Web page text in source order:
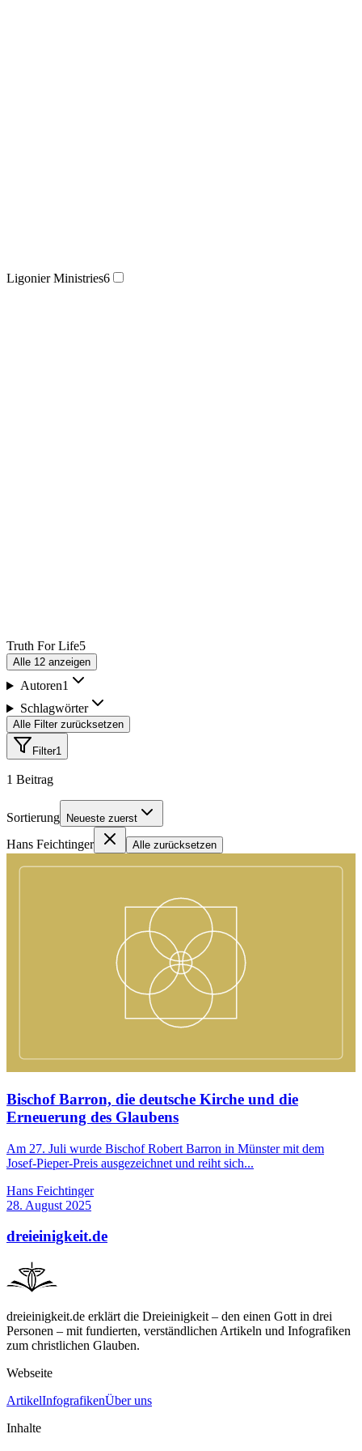
Ligonier Ministries6
Truth For Life5
Alle 12 anzeigen
Autoren1
Schlagwörter
Alle Filter zurücksetzen
Filter1
1 Beitrag
Sortierung Neueste zuerst
Hans Feichtinger Alle zurücksetzen
Bischof Barron, die deutsche Kirche und die
Erneuerung des Glaubens
Am 27. Juli wurde Bischof Robert Barron in Münster mit dem
Josef-Pieper-Preis ausgezeichnet und reiht sich...
Hans Feichtinger
28. August 2025
dreieinigkeit.de
dreieinigkeit.de erklärt die Dreieinigkeit – den einen Gott in drei
Personen – mit fundierten, verständlichen Artikeln und Infografiken
zum christlichen Glauben.
Webseite
ArtikelInfografikenÜber uns
Inhalte